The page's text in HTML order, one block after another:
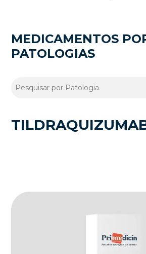
MEDICAMENTOS
PATOLOGIAS